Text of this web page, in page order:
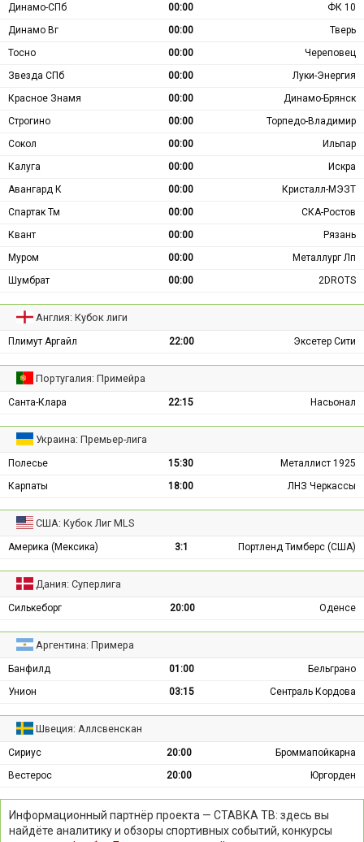
Динамо-СПб
00:00
ФК 10
Динамо Вг
00:00
Тверь
Тосно
00:00
Череповец
Звезда СПб
00:00
Луки-Энергия
Красное Знамя
00:00
Динамо-Брянск
Строгино
00:00
Торпедо-Владимир
Сокол
00:00
Ильпар
Калуга
00:00
Искра
Авангард К
00:00
Кристалл-МЭЗТ
Спартак Тм
00:00
СКА-Ростов
Квант
00:00
Рязань
Муром
00:00
Металлург Лп
Шумбрат
00:00 2DROTS
Англия: Кубок лиги
Плимут Аргайл 22:00 Эксетер Сити
Португалия: Примейра
Санта-Клара 22:15 Насьонал
Украина: Премьер-лига
Полесье 15:30
Металлист 1925
Карпаты
18:00 ЛНЗ Черкассы
США: Кубок Лиг MLS
Америка (Мексика) 3:1 Портленд Тимберс (США)
Дания: Суперлига
Силькеборг 20:00 Оденсе
Аргентина: Примера
Банфилд 01:00
Бельграно
Унион
03:15 Сентраль Кордова
Швеция: Аллсвенскан
Сириус 20:00
Броммапойкарна
Вестерос
20:00 Юргорден
Информационный партнёр проекта — СТАВКА ТВ: здесь вы
найдёте аналитику и обзоры спортивных событий, конкурсы